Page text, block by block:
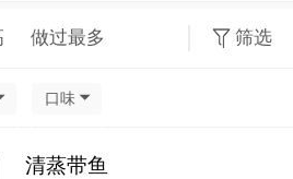
做过最多 筛选
口味
清蒸带鱼